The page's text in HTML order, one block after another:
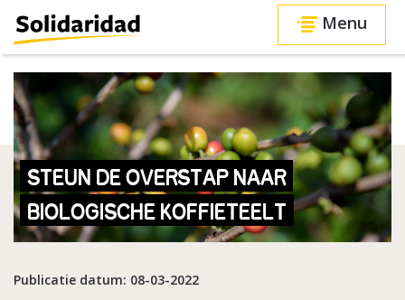
Menu
STEUN DE OVERSTAP NAAR
BIOLOGISCHE KOFFIETEELT
Publicatie datum: 08-03-2022